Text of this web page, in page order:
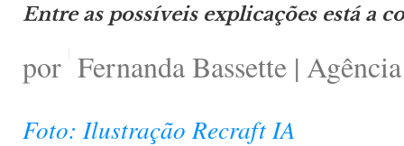
Entre as possíveis explicações está a
por Fernanda Bassette |
Foto: Ilustração Recraft IA